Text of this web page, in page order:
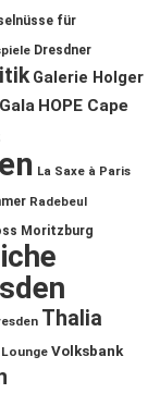
für
Dresdner
Galerie Holger
HOPE Cape
La Saxe à Paris
Radebeul
Moritzburg
Thalia
Volksbank